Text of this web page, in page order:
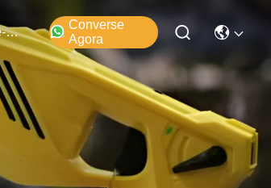
Contacte-Nos
Converse
Agora